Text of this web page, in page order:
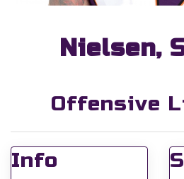
Nielsen,
Offensive
Info